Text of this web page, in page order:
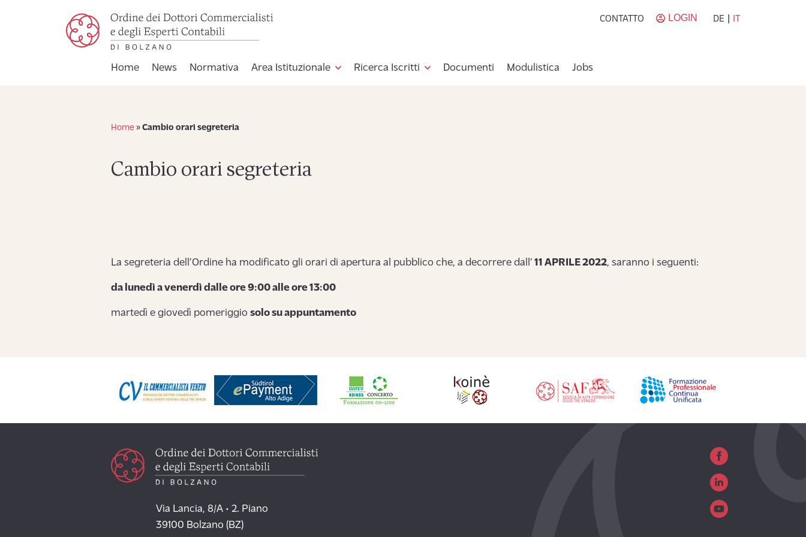
DE IT
LOGIN
CONTATTO
Home News Normativa Area Istituzionale Ricerca Iscritti Documenti Modulistica Jobs
Home » Cambio orari segreteria
Cambio orari segreteria
La segreteria dell’Ordine ha modificato gli orari di apertura al pubblico che, a decorrere dall’ 11 APRILE 2022, saranno i seguenti:
da lunedì a venerdì dalle ore 9:00 alle ore 13:00
martedì e giovedì pomeriggio solo su appuntamento
Via Lancia, 8/A • 2. Piano
39100 Bolzano (BZ)